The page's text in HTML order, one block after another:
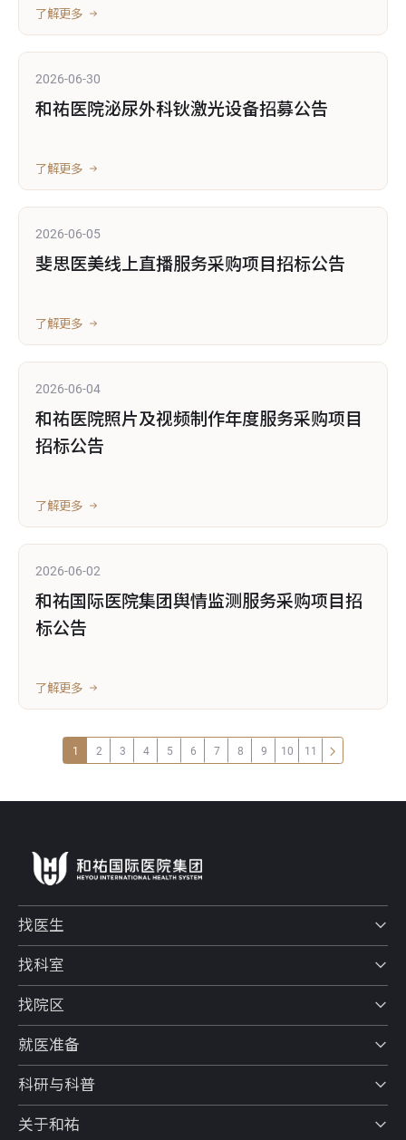
了解更多
2026-06-30
和祐医院泌尿外科钬激光设备招募公告
了解更多
2026-06-05
斐思医美线上直播服务采购项目招标公告
了解更多
2026-06-04
和祐医院照片及视频制作年度服务采购项目
招标公告
了解更多
2026-06-02
和祐国际医院集团舆情监测服务采购项目招
标公告
了解更多
1 2 3 4 5 6 7 8 9 10 11
找医生
找科室
找院区
就医准备
科研与科普
关于和祐